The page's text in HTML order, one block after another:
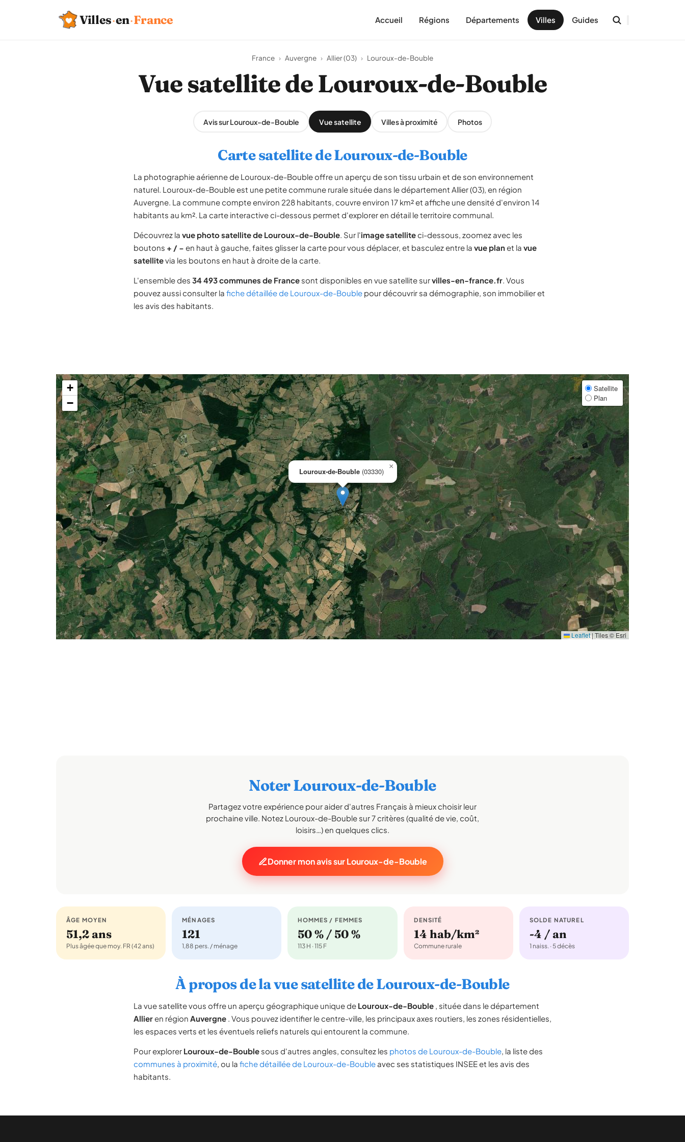
Villes·en·France Accueil Régions Départements Villes Guides
France › Auvergne › Allier (03) › Louroux-de-Bouble
Vue satellite de Louroux-de-Bouble
Avis sur Louroux-de-Bouble Vue satellite Villes à proximité Photos
Carte satellite de Louroux-de-Bouble
La photographie aérienne de Louroux-de-Bouble offre un aperçu de son tissu urbain et de son environnement
naturel. Louroux-de-Bouble est une petite commune rurale située dans le département Allier (03), en région
Auvergne. La commune compte environ 228 habitants, couvre environ 17 km² et affiche une densité d'environ 14
habitants au km². La carte interactive ci-dessous permet d'explorer en détail le territoire communal.
Découvrez la vue photo satellite de Louroux-de-Bouble. Sur l'image satelliteci-dessous, zoomez avec les
boutons + / − en haut à gauche, faites glisser la carte pour vous déplacer, et basculez entre la vue planet la vue
satellitevia les boutons en haut à droite de la carte.
L'ensemble des 34 493 communes de France sont disponibles en vue satellite survilles-en-france.fr. Vous
pouvez aussi consulter la fiche détaillée de Louroux-de-Bouble pour découvrir sa démographie, son immobilier et
les avis des habitants.
Louroux-de-Bouble (03330)
×
+
−
Satellite
Plan
Leaflet|Tiles © Esri
Noter Louroux-de-Bouble
Partagez votre expérience pour aider d'autres Français à mieux choisir leur
prochaine ville. Notez Louroux-de-Bouble sur 7 critères (qualité de vie, coût,
loisirs…) en quelques clics.
Donner mon avis sur Louroux-de-Bouble
ÂGE MOYEN
51,2 ans
Plus âgée que moy. FR (42 ans)
MÉNAGES
121
1,88 pers. / ménage
HOMMES / FEMMES
50 % / 50 %
113 H · 115 F
DENSITÉ
14 hab/km²
Commune rurale
SOLDE NATUREL
-4 / an
1 naiss. · 5 décès
À propos de la vue satellite de Louroux-de-Bouble
La vue satellite vous offre un aperçu géographique unique de Louroux-de-Bouble , située dans le département
Allieren région Auvergne . Vous pouvez identifier le centre-ville, les principaux axes routiers, les zones résidentielles,
les espaces verts et les éventuels reliefs naturels qui entourent la commune.
Pour explorer Louroux-de-Bouble sous d'autres angles, consultez les photos de Louroux-de-Bouble, la liste des
communes à proximité, ou la fiche détaillée de Louroux-de-Bouble avec ses statistiques INSEE et les avis des
habitants.